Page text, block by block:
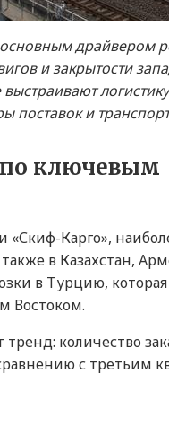
основным драйвером
и закрытости
поставок и
по ключевым
Карго»,
в Казахстан,
в Турцию, которая
Востоком.
количество
с третьим